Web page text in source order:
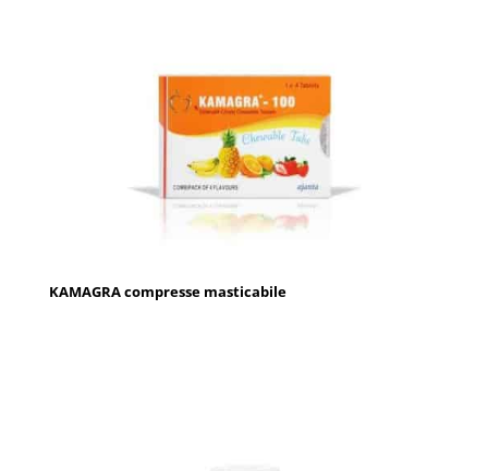
KAMAGRA compresse masticabile